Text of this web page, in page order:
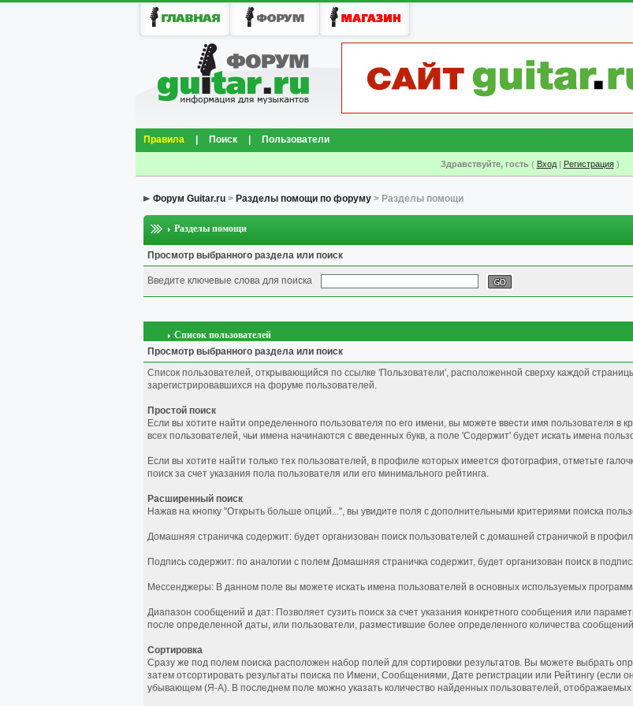
Правила Поиск Пользователи
Здравствуйте, гость( Вход| Регистрация)
Форум Guitar.ru > Разделы помощи по форуму > Разделы помощи
Разделы помощи
Просмотр выбранного раздела или поиск
Введите ключевые слова для поиска
Список пользователей
Просмотр выбранного раздела или поиск
Список пользователей, открывающийся по ссылке 'Пользователи', расположенной сверху каждой
зарегистрировавшихся на форуме пользователей.
Простой поиск
Если вы хотите найти определенного пользователя по его имени, вы можете ввести имя пользователя в
всех пользователей, чьи имена начинаются с введенных букв, а поле 'Содержит' будет искать имена
Если вы хотите найти только тех пользователей, в профиле которых имеется фотография, отметьте
поиск за счет указания пола пользователя или его минимального рейтинга.
Расширенный поиск
Нажав на кнопку "Открыть больше опций...", вы увидите поля с дополнительными критериями поиска
Домашняя страничка содержит: будет организован поиск пользователей с домашней страничкой в
Подпись содержит: по аналогии с полем Домашняя страничка содержит, будет организован поиск в
Мессенджеры: В данном поле вы можете искать имена пользователей в основных используемых
Диапазон сообщений и дат: Позволяет сузить поиск за счет указания конкретного сообщения или
после определенной даты, или пользователи, разместившие более определенного количества
Сортировка
Сразу же под полем поиска расположен набор полей для сортировки результатов. Вы можете выбрать
затем отсортировать результаты поиска по Имени, Сообщениями, Дате регистрации или Рейтингу (если
убывающем (Я-А). В последнем поле можно указать количество найденных пользователей, отображаемых